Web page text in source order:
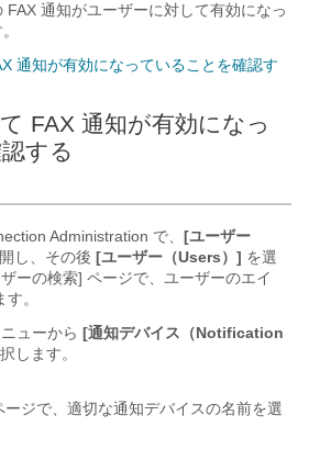
通知がユーザーに対して有効になっ
通知が有効になっていることを確認す
FAX 通知が有効になっ
する
Administration で、 [ユーザー
し、その後 [ユーザー（Users）] を選
ーの検索] ページで、ユーザーのエイ
。
ューから [通知デバイス（Notification
します。
ージで、適切な通知デバイスの名前を選